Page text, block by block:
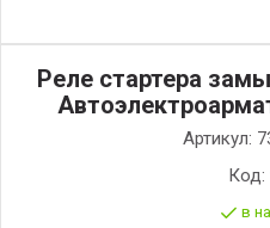
Реле стартера
Артикул:
Код:
в